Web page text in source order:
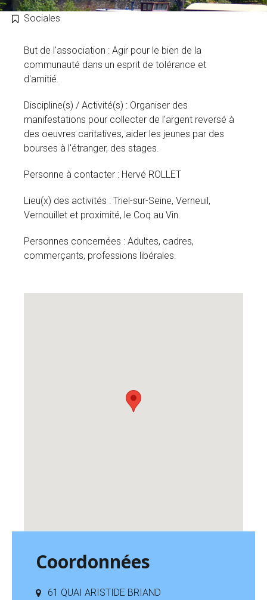
Sociales
But de l'association : Agir pour le bien de la
communauté dans un esprit de tolérance et
d'amitié.
Discipline(s) / Activité(s) : Organiser des
manifestations pour collecter de l'argent reversé à
des oeuvres caritatives, aider les jeunes par des
bourses à l'étranger, des stages.
Personne à contacter : Hervé ROLLET
Lieu(x) des activités : Triel-sur-Seine, Verneuil,
Vernouillet et proximité, le Coq au Vin.
Personnes concernées : Adultes, cadres,
commerçants, professions libérales.
Coordonnées
61 QUAI ARISTIDE BRIAND